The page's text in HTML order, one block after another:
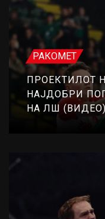
РАКОМЕТ
ПРОЕКТИЛОТ
НАЈДОБРИ
НА ЛШ (ВИДЕО)